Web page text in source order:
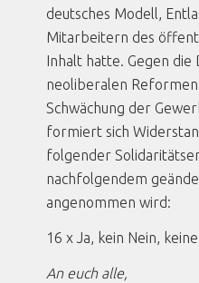
deutsches Modell,
Mitarbeitern des
Inhalt hatte. Gegen die
neoliberalen
Schwächung der
formiert sich
folgender
nachfolgendem
angenommen wird:
16 x Ja, kein Nein,
An euch alle,